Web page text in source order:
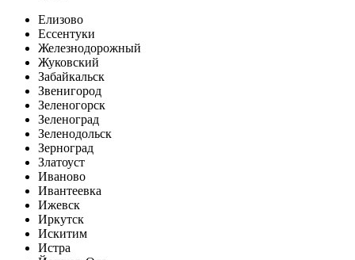
Елизово
Ессентуки
Железнодорожный
Жуковский
Забайкальск
Звенигород
Зеленогорск
Зеленоград
Зеленодольск
Зерноград
Златоуст
Иваново
Ивантеевка
Ижевск
Иркутск
Искитим
Истра